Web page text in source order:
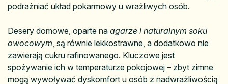
podrażniać układ pokarmowy u wrażliwych osób.
Desery domowe, oparte na agarze i naturalnym soku
owocowym , są równie lekkostrawne, a dodatkowo nie
zawierają cukru rafinowanego. Kluczowe jest
spożywanie ich w temperaturze pokojowej – zbyt zimne
mogą wywoływać dyskomfort u osób z nadwrażliwością